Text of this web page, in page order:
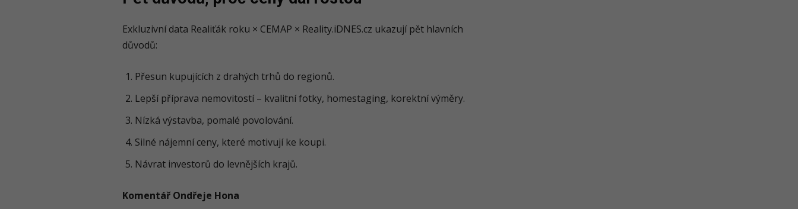
Exkluzivní data Realiťák roku × CEMAP × Reality.iDNES.cz ukazují pět hlavních
důvodů:
Přesun kupujících z drahých trhů do regionů.
Lepší příprava nemovitostí – kvalitní fotky, homestaging, korektní výměry.
Nízká výstavba, pomalé povolování.
Silné nájemní ceny, které motivují ke koupi.
Návrat investorů do levnějších krajů.
Komentář Ondřeje Hona